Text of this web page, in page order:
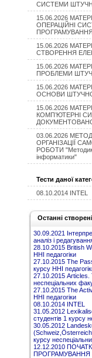
СИСТЕМИ
15.06.2026
ОПЕРАЦІЙНІ
ПРОГРАМУВАННЯ
15.06.2026
СТВОРЕННЯ
15.06.2026
ПРОБЛЕМИ
15.06.2026
ОСНОВИ
15.06.2026
КОМП’ЮТЕРНІ
03.06.2026
ОРГАНІЗАЦІЇ
РОБОТИ
інформатики"
Тести даної
08.10.2014 INTEL
Останні
30.09.2021
аналіз і
28.10.2015 British
ННІ педагогіки
27.10.2015 The
курсу ННІ
27.10.2015 Articles.
неспеціальних
27.10.2015 The
ННІ педагогіки
08.10.2014 INTEL
31.05.2012
студентів 1 курсу
30.05.2012
курсу
12.12.2010
ПРОГРАМУВАННЯ